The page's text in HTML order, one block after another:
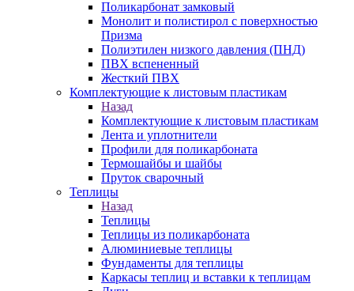
Поликарбонат замковый
Монолит и полистирол с поверхностью
Призма
Полиэтилен низкого давления (ПНД)
ПВХ вспененный
Жесткий ПВХ
Комплектующие к листовым пластикам
Назад
Комплектующие к листовым пластикам
Лента и уплотнители
Профили для поликарбоната
Термошайбы и шайбы
Пруток сварочный
Теплицы
Назад
Теплицы
Теплицы из поликарбоната
Алюминиевые теплицы
Фундаменты для теплицы
Каркасы теплиц и вставки к теплицам